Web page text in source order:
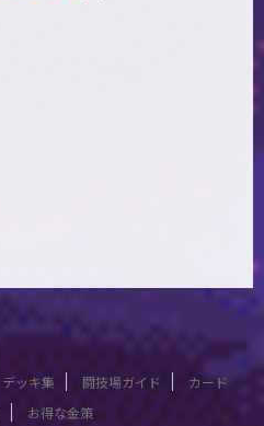
デッキ集 闘技場ガイド
カード
お得な金策